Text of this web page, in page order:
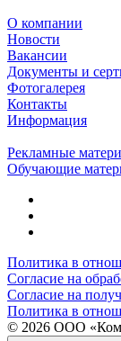
О компании
Новости
Вакансии
Документы и
Фотогалерея
Контакты
Информация
Рекламные
Обучающие
Политика в
Согласие на
Согласие на
Политика в
© 2026 ООО